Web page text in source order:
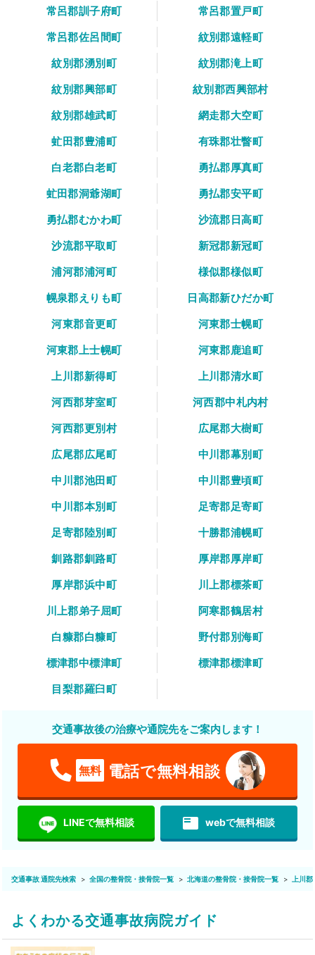
常呂郡訓子府町
常呂郡置戸町
常呂郡佐呂間町
紋別郡遠軽町
紋別郡湧別町
紋別郡滝上町
紋別郡興部町
紋別郡西興部村
紋別郡雄武町
網走郡大空町
虻田郡豊浦町
有珠郡壮瞥町
白老郡白老町
勇払郡厚真町
虻田郡洞爺湖町
勇払郡安平町
勇払郡むかわ町
沙流郡日高町
沙流郡平取町
新冠郡新冠町
浦河郡浦河町
様似郡様似町
幌泉郡えりも町
日高郡新ひだか町
河東郡音更町
河東郡士幌町
河東郡上士幌町
河東郡鹿追町
上川郡新得町
上川郡清水町
河西郡芽室町
河西郡中札内村
河西郡更別村
広尾郡大樹町
広尾郡広尾町
中川郡幕別町
中川郡池田町
中川郡豊頃町
中川郡本別町
足寄郡足寄町
足寄郡陸別町
十勝郡浦幌町
釧路郡釧路町
厚岸郡厚岸町
厚岸郡浜中町
川上郡標茶町
川上郡弟子屈町
阿寒郡鶴居村
白糠郡白糠町
野付郡別海町
標津郡中標津町
標津郡標津町
目梨郡羅臼町
交通事故後の治療や通院先をご案内します！
無料 電話で無料相談
LINEで無料相談 featured_play_list webで無料相談
交通事故 通院先検索 全国の整骨院・接骨院一覧 北海道の整骨院・接骨院一覧 上川
よくわかる交通事故病院ガイド